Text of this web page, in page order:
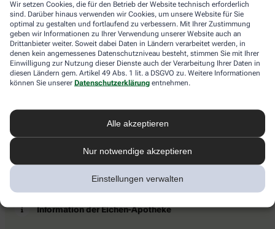
Wir setzen Cookies, die für den Betrieb der Website technisch erforderlich
sind. Darüber hinaus verwenden wir Cookies, um unsere Website für Sie
optimal zu gestalten und fortlaufend zu verbessern. Mit Ihrer Zustimmung
geben wir Informationen zu Ihrer Verwendung unserer Website auch an
Drittanbieter weiter. Soweit dabei Daten in Ländern verarbeitet werden, in
denen kein angemessenes Datenschutzniveau besteht, stimmen Sie mit Ihrer
Einwilligung zur Nutzung dieser Dienste auch der Verarbeitung Ihrer Daten in
diesen Ländern gem. Artikel 49 Abs. 1 lit. a DSGVO zu. Weitere Informationen
können Sie unserer Datenschutzerklärung entnehmen.
Alle akzeptieren
Nur notwendige akzeptieren
Einstellungen verwalten
den
Stern.
Newsletters den Dienstleister Emarsys ein. Die Einwilligung
kann jederzeit für die Zukunft widerrufen werden (z.B. über den
Abmelde-Link in jedem Newsletter). Die sonstigen
Kontaktmöglichkeiten dafür und weitere Angaben zur
Datenverarbeitung finden sich in der Datenschutzerklärungvon
AHD.
Information der Eichen-Apotheke